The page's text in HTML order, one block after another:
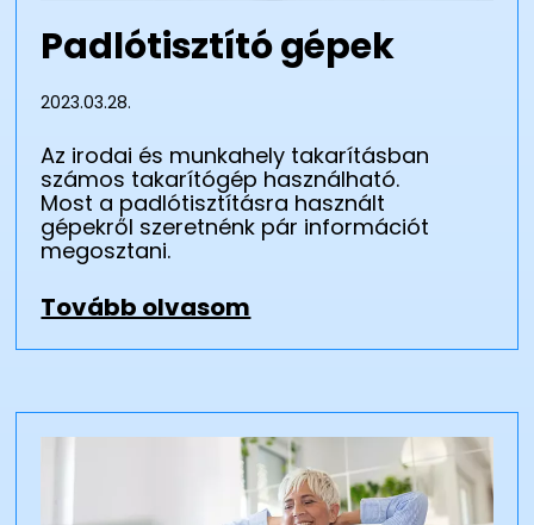
Padlótisztító gépek
2023.03.28.
Az irodai és munkahely takarításban
számos takarítógép használható.
Most a padlótisztításra használt
gépekről szeretnénk pár információt
megosztani.
Tovább olvasom